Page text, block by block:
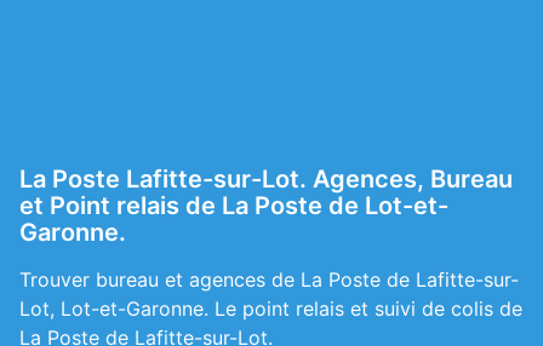
La Poste Lafitte-sur-Lot. Agences, Bureau
et Point relais de La Poste de Lot-et-
Garonne.
Trouver bureau et agences de La Poste de Lafitte-sur-
Lot, Lot-et-Garonne. Le point relais et suivi de colis de
La Poste de Lafitte-sur-Lot.